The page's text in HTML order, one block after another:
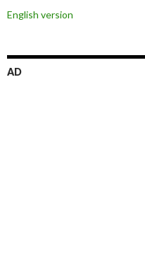
ョ
English version
AD